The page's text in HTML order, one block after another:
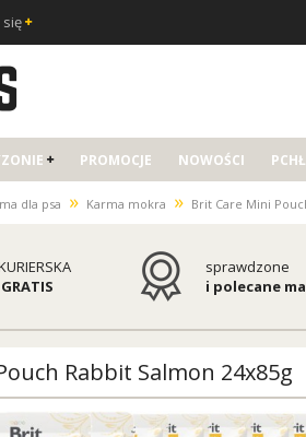
się
PROMOCJE NOWOŚCI
dla psa » Karma mokra » Brit Care Mini
sprawdzone
i polecane
Rabbit Salmon 24x85g